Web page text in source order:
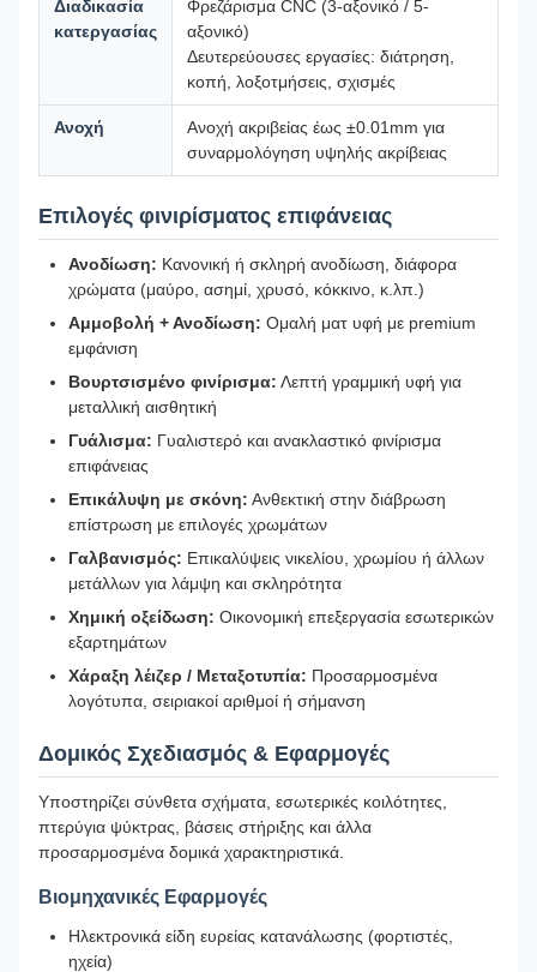
Διαδικασία
κατεργασίας
Φρεζάρισμα CNC (3-αξονικό / 5-
αξονικό)
Δευτερεύουσες εργασίες: διάτρηση,
κοπή, λοξοτμήσεις, σχισμές
Ανοχή
Ανοχή ακριβείας έως ±0.01mm για
συναρμολόγηση υψηλής ακρίβειας
Επιλογές φινιρίσματος επιφάνειας
Ανοδίωση: Κανονική ή σκληρή ανοδίωση, διάφορα
χρώματα (μαύρο, ασημί, χρυσό, κόκκινο, κ.λπ.)
Αμμοβολή + Ανοδίωση: Ομαλή ματ υφή με premium
εμφάνιση
Βουρτσισμένο φινίρισμα: Λεπτή γραμμική υφή για
μεταλλική αισθητική
Γυάλισμα: Γυαλιστερό και ανακλαστικό φινίρισμα
επιφάνειας
Επικάλυψη με σκόνη: Ανθεκτική στην διάβρωση
επίστρωση με επιλογές χρωμάτων
Γαλβανισμός: Επικαλύψεις νικελίου, χρωμίου ή άλλων
μετάλλων για λάμψη και σκληρότητα
Χημική οξείδωση: Οικονομική επεξεργασία εσωτερικών
εξαρτημάτων
Χάραξη λέιζερ / Μεταξοτυπία: Προσαρμοσμένα
λογότυπα, σειριακοί αριθμοί ή σήμανση
Δομικός Σχεδιασμός & Εφαρμογές
Υποστηρίζει σύνθετα σχήματα, εσωτερικές κοιλότητες,
πτερύγια ψύκτρας, βάσεις στήριξης και άλλα
προσαρμοσμένα δομικά χαρακτηριστικά.
Βιομηχανικές Εφαρμογές
Ηλεκτρονικά είδη ευρείας κατανάλωσης (φορτιστές,
ηχεία)